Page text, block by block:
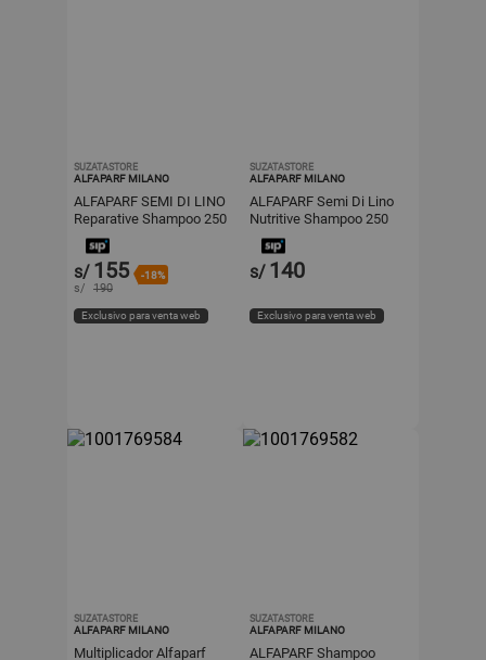
SUZATASTORE
ALFAPARF MILANO
ALFAPARF SEMI DI LINO
Reparative Shampoo 250
ml y Mask 200 ml
s/ 155 -18%
s/ 190
Exclusivo para venta web
SUZATASTORE
ALFAPARF MILANO
ALFAPARF Semi Di Lino
Nutritive Shampoo 250
ml y Conditioner 200 ml
s/ 140
Exclusivo para venta web
SUZATASTORE
ALFAPARF MILANO
Multiplicador Alfaparf
SUZATASTORE
ALFAPARF MILANO
ALFAPARF Shampoo